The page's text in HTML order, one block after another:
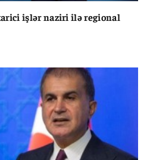
işlər naziri ilə regional